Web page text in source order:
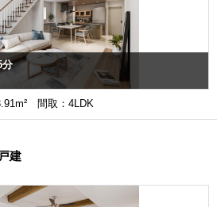
分
間取：4LDK
建